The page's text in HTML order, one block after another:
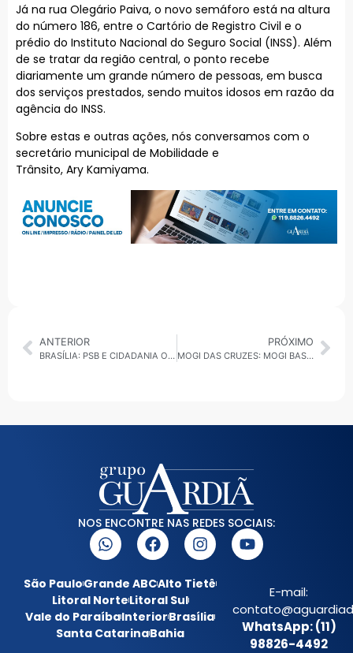
Já na rua Olegário Paiva, o novo semáforo está na altura
do número 186, entre o Cartório de Registro Civil e o
prédio do Instituto Nacional do Seguro Social (INSS). Além
de se tratar da região central, o ponto recebe
diariamente um grande número de pessoas, em busca
dos serviços prestados, sendo muitos idosos em razão da
agência do INSS.
Sobre estas e outras ações, nós conversamos com o
secretário municipal de Mobilidade e
Trânsito, Ary Kamiyama.
ANTERIOR
BRASÍLIA: PSB E CIDADANIA OFICIALIZAM FEDERAÇÃO PARA ELEIÇÕES DE 2026
PRÓXIMO
MOGI DAS CRUZES: MOGI BASQUETE VENCE O ATUAL LÍDER DO PAULISTA E ANOTA SEGUNDA VITÓRIA CONSECUTIVA
NOS ENCONTRE NAS REDES SOCIAIS:
São PauloGrande ABCAlto Tietê
Litoral NorteLitoral Sul
Vale do ParaíbaInteriorBrasília
Santa CatarinaBahia
E-mail:
WhatsApp: (11)
98826-4492